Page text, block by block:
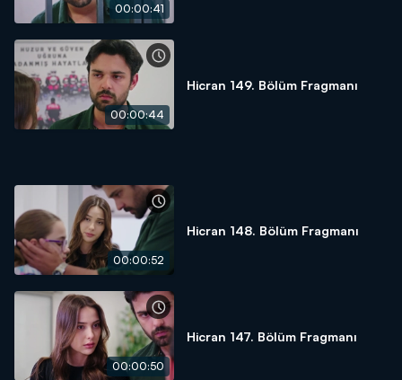
00:00:41
00:00:44
Hicran 149. Bölüm Fragmanı
00:00:52
Hicran 148. Bölüm Fragmanı
00:00:50
Hicran 147. Bölüm Fragmanı